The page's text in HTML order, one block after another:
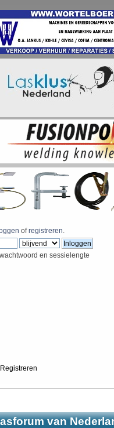
ofregistreren.
en sessielengte
Registreren
van